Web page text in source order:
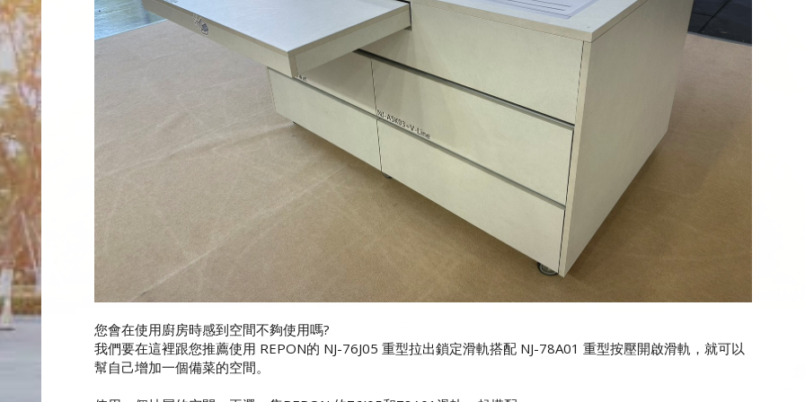
您會在使用廚房時感到空間不夠使用嗎?
我們要在這裡跟您推薦使用 REPON的 NJ-76J05 重型拉出鎖定滑軌搭配 NJ-78A01 重型按壓開啟滑軌，就可以
幫自己增加一個備菜的空間。